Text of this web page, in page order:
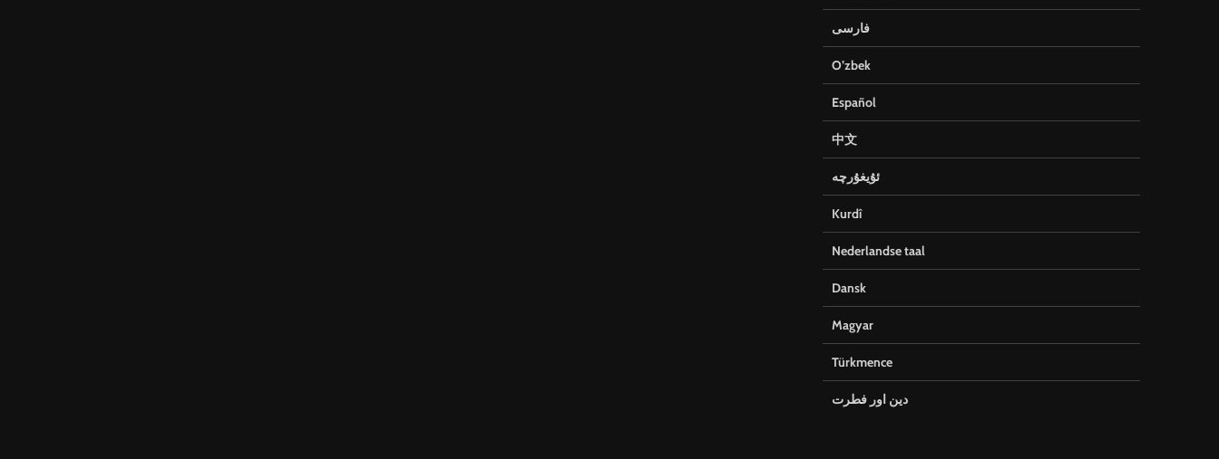
فارسی
O’zbek
Español
中文
ئۇيغۇرچە
Kurdî
Nederlandse taal
Dansk
Magyar
Türkmence
دین اور فطرت